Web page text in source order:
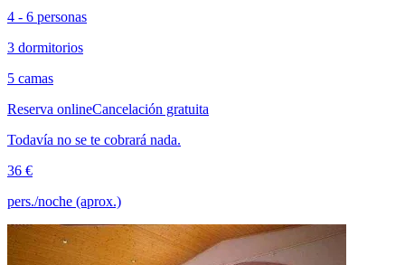
4 - 6 personas
3 dormitorios
5 camas
Reserva onlineCancelación gratuita
Todavía no se te cobrará nada.
36 €
pers./noche (aprox.)